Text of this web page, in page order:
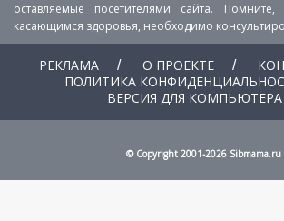
оставляемые посетителями сайта.
касающимся здоровья, необходимо
РЕКЛАМА О ПРОЕКТЕ
ПОЛИТИКА
ВЕРСИЯ ДЛЯ КОМПЬЮТЕРА
© Copyright 2001-2026 Sibmama.ru